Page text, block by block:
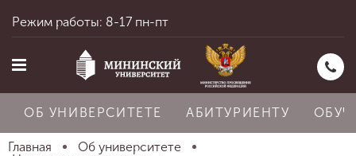
Режим работы: 8-17 пн-пт
ОБ УНИВЕРСИТЕТЕ АБИТУРИЕНТУ
Главная
Об университете